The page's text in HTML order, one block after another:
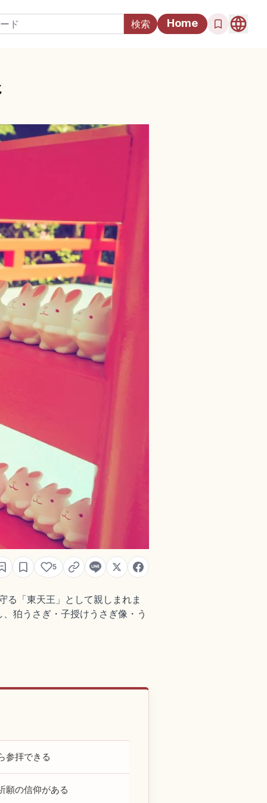
Home
5
る「東天王」として親しまれま
狛うさぎ・子授けうさぎ像・う
参拝できる
願の信仰がある